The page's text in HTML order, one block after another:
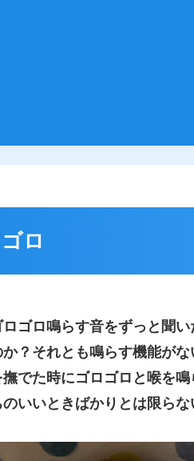
ロ
ゴロ鳴らす音をずっと聞
か？それとも鳴らす機能が
でた時にゴロゴロと喉を
いいときばかりとは限ら